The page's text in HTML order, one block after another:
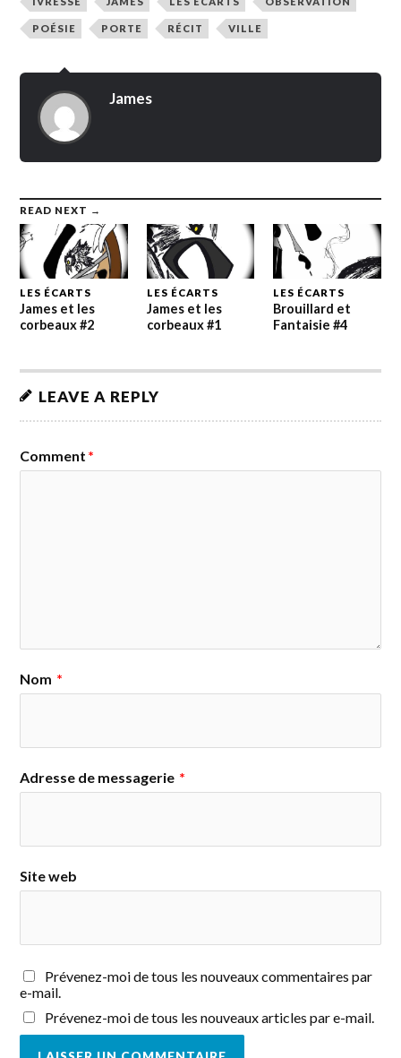
POÉSIE PORTE RÉCIT VILLE
James
READ NEXT →
LES ÉCARTS
James et les
corbeaux #2
LES ÉCARTS
James et les
corbeaux #1
LES ÉCARTS
Brouillard et
Fantaisie #4
LEAVE A REPLY
Comment *
Nom *
Adresse de messagerie *
Site web
Prévenez-moi de tous les nouveaux commentaires par
e-mail.
Prévenez-moi de tous les nouveaux articles par e-mail.